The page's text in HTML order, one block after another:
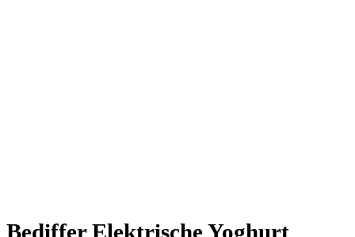
Bediffer Elektrische Yoghurt